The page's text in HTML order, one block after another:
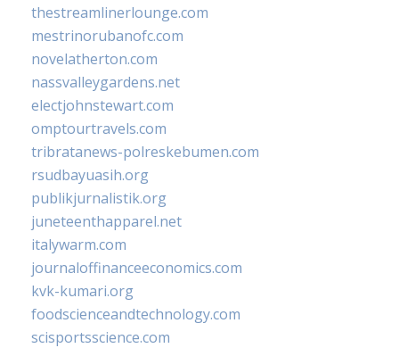
thestreamlinerlounge.com
mestrinorubanofc.com
novelatherton.com
nassvalleygardens.net
electjohnstewart.com
omptourtravels.com
tribratanews-polreskebumen.com
rsudbayuasih.org
publikjurnalistik.org
juneteenthapparel.net
italywarm.com
journaloffinanceeconomics.com
kvk-kumari.org
foodscienceandtechnology.com
scisportsscience.com